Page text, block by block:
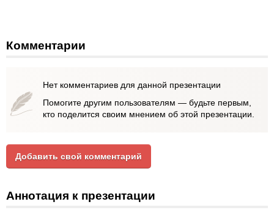
Комментарии
Нет комментариев для данной презентации
Помогите другим пользователям — будьте первым,
кто поделится своим мнением об этой презентации.
Добавить свой комментарий
Аннотация к презентации